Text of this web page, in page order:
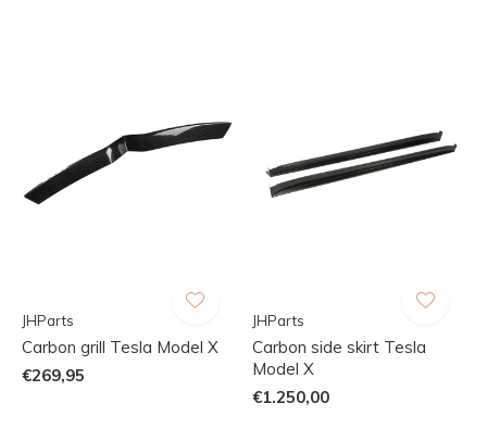
JHParts
Carbon grill Tesla Model X
€269,95
JHParts
Carbon side skirt Tesla
Model X
€1.250,00